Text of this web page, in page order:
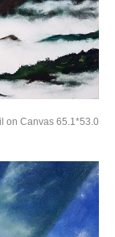
on Canvas 65.1*53.0